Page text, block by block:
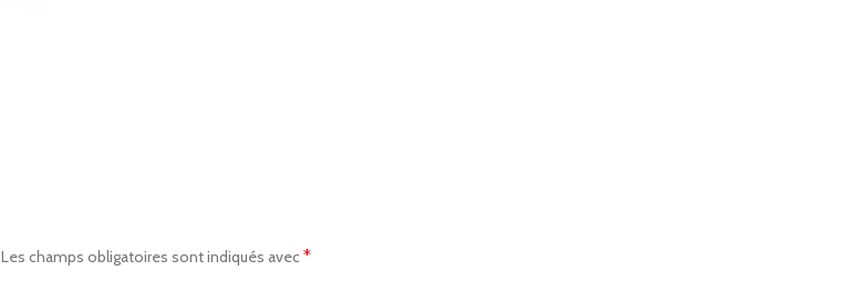
Les champs obligatoires sont indiqués avec *